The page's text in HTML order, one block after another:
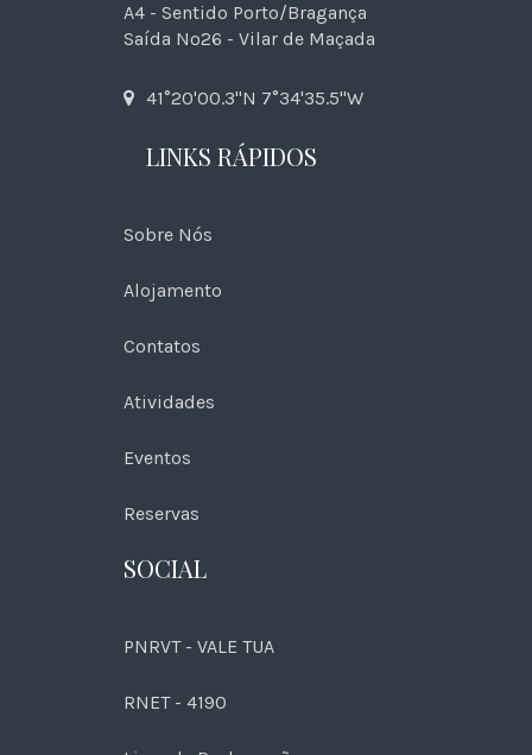
A4 - Sentido Porto/Bragança
Saída Nº26 - Vilar de Maçada
41°20'00.3"N 7°34'35.5"W
LINKS RÁPIDOS
Sobre Nós
Alojamento
Contatos
Atividades
Eventos
Reservas
SOCIAL
PNRVT - VALE TUA
RNET - 4190